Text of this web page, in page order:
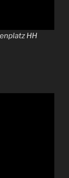
HH